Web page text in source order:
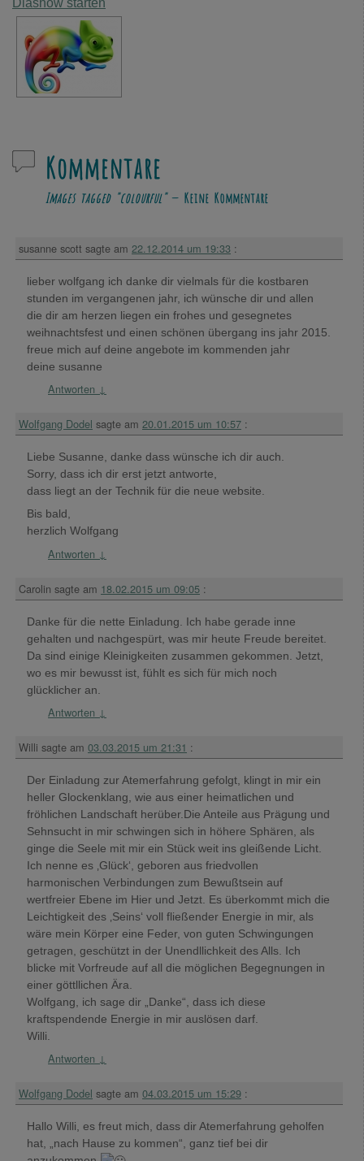
Diashow starten
Kommentare
Images tagged "colourful"— Keine Kommentare
susanne scott sagte am 22.12.2014 um 19:33 :
lieber wolfgang ich danke dir vielmals für die kostbaren
stunden im vergangenen jahr, ich wünsche dir und allen
die dir am herzen liegen ein frohes und gesegnetes
weihnachtsfest und einen schönen übergang ins jahr 2015.
freue mich auf deine angebote im kommenden jahr
deine susanne
Antworten ↓
Wolfgang Dodel sagte am 20.01.2015 um 10:57 :
Liebe Susanne, danke dass wünsche ich dir auch.
Sorry, dass ich dir erst jetzt antworte,
dass liegt an der Technik für die neue website.
Bis bald,
herzlich Wolfgang
Antworten ↓
Carolin sagte am 18.02.2015 um 09:05 :
Danke für die nette Einladung. Ich habe gerade inne
gehalten und nachgespürt, was mir heute Freude bereitet.
Da sind einige Kleinigkeiten zusammen gekommen. Jetzt,
wo es mir bewusst ist, fühlt es sich für mich noch
glücklicher an.
Antworten ↓
Willi sagte am 03.03.2015 um 21:31 :
Der Einladung zur Atemerfahrung gefolgt, klingt in mir ein
heller Glockenklang, wie aus einer heimatlichen und
fröhlichen Landschaft herüber.Die Anteile aus Prägung und
Sehnsucht in mir schwingen sich in höhere Sphären, als
ginge die Seele mit mir ein Stück weit ins gleißende Licht.
Ich nenne es ‚Glück‘, geboren aus friedvollen
harmonischen Verbindungen zum Bewußtsein auf
wertfreier Ebene im Hier und Jetzt. Es überkommt mich die
Leichtigkeit des ‚Seins‘ voll fließender Energie in mir, als
wäre mein Körper eine Feder, von guten Schwingungen
getragen, geschützt in der Unendllichkeit des Alls. Ich
blicke mit Vorfreude auf all die möglichen Begegnungen in
einer göttllichen Ära.
Wolfgang, ich sage dir „Danke“, dass ich diese
kraftspendende Energie in mir auslösen darf.
Willi.
Antworten ↓
Wolfgang Dodel sagte am 04.03.2015 um 15:29 :
Hallo Willi, es freut mich, dass dir Atemerfahrung geholfen
hat, „nach Hause zu kommen“, ganz tief bei dir